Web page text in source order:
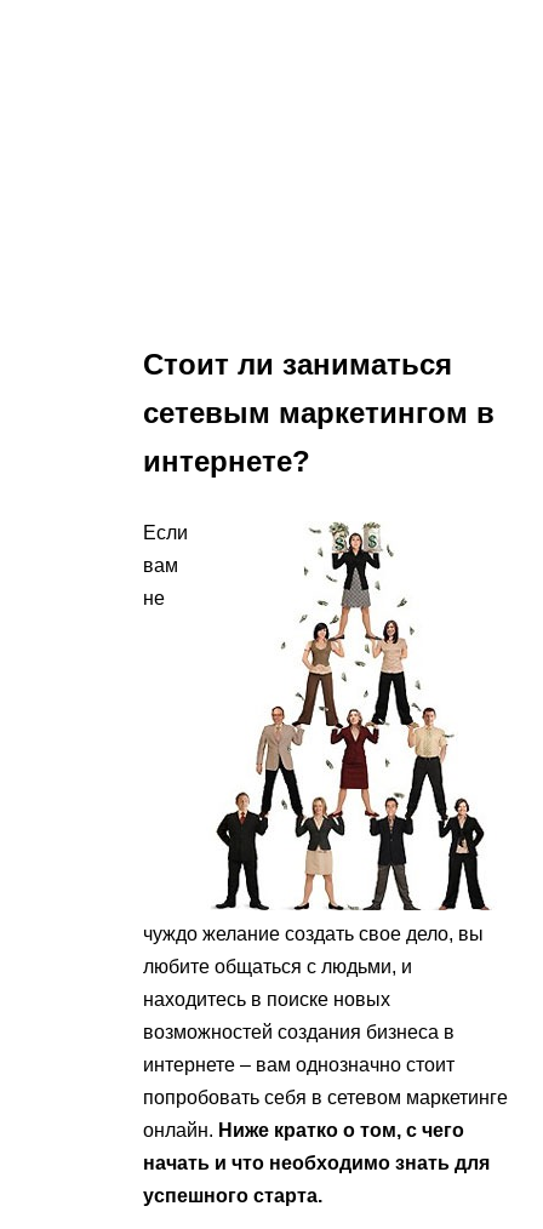
Стоит ли заниматься
сетевым маркетингом в
интернете?
Если
вам
не
чуждо желание создать свое дело, вы
любите общаться с людьми, и
находитесь в поиске новых
возможностей создания бизнеса в
интернете – вам однозначно стоит
попробовать себя в сетевом маркетинге
онлайн. Ниже кратко о том, с чего
начать и что необходимо знать для
успешного старта.